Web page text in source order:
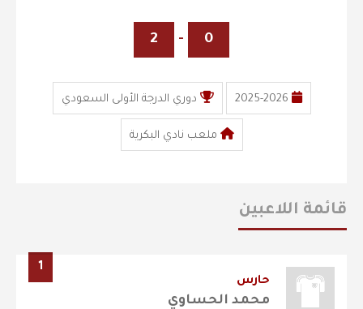
0
-
2
2025-2026 دوري الدرجة الأولى السعودي
ملعب نادي البكرية
قائمة اللاعبين
1
حارس
محمد الحساوي